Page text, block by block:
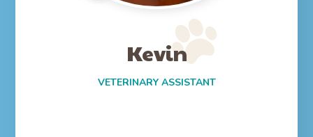
Kevin
VETERINARY ASSISTANT